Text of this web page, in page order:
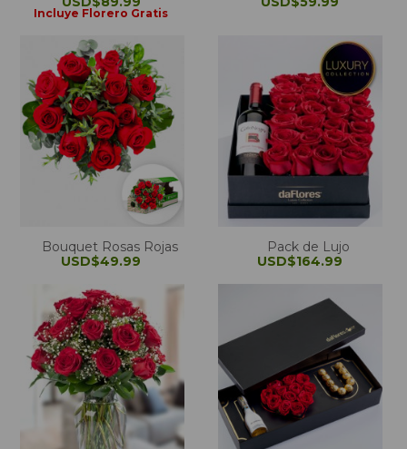
Incluye Florero Gratis
Bouquet Rosas Rojas
USD$49.99
Pack de Lujo
USD$164.99